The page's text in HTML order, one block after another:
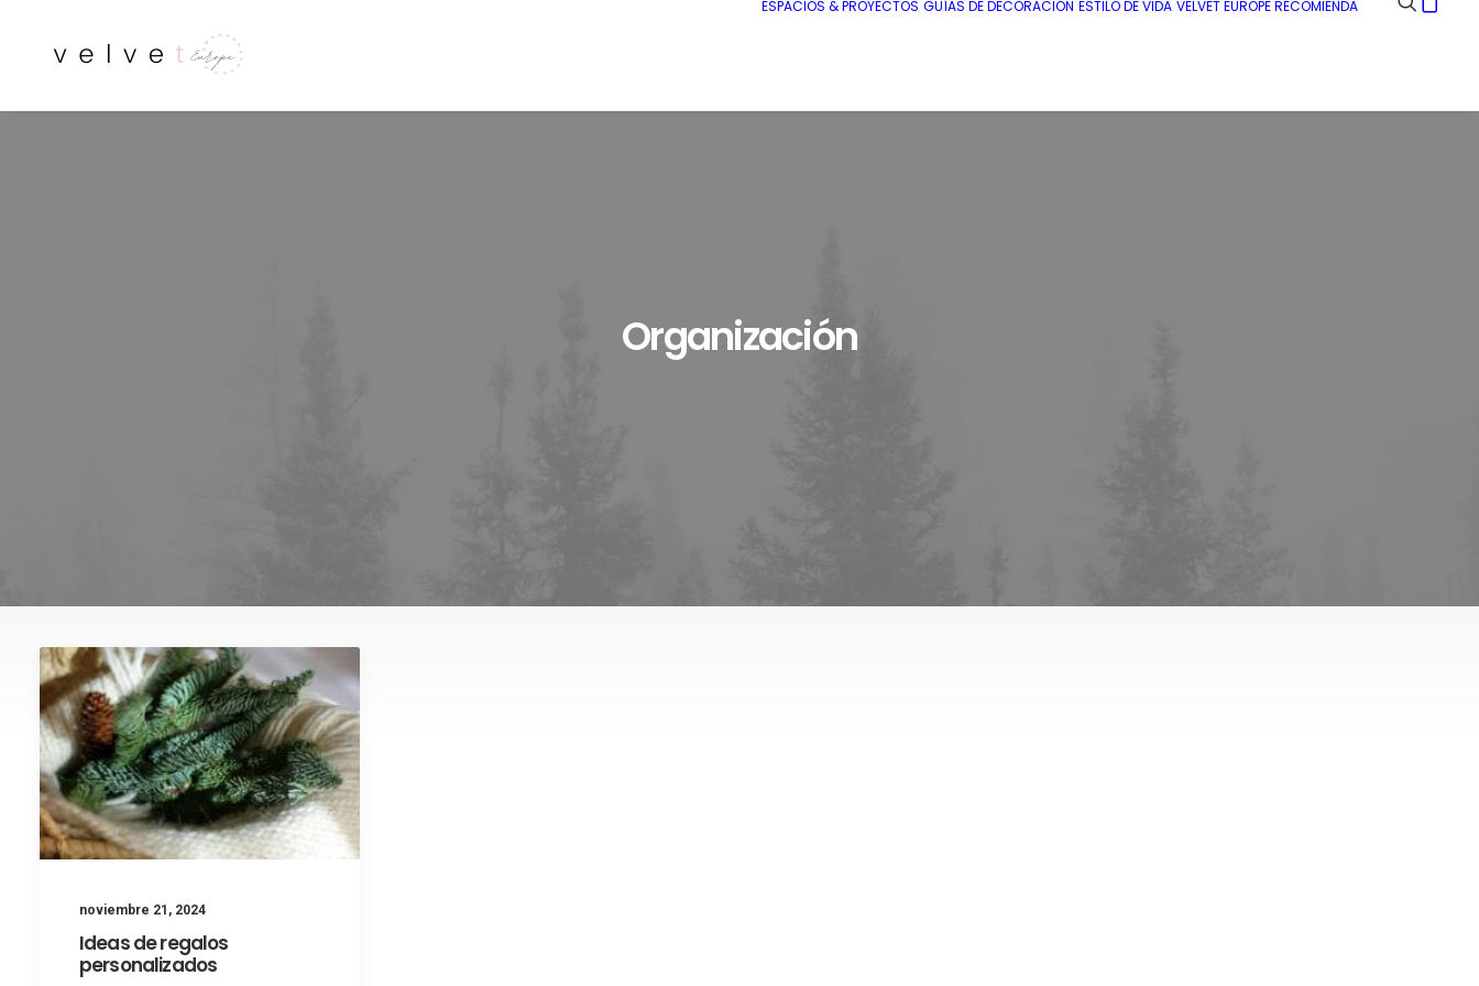
ESPACIOS & PROYECTOS GUÍAS DE DECORACIÓN ESTILO DE VIDA VELVET EUROPE RECOMIENDA
Organización
noviembre 21, 2024
Ideas de regalos
personalizados